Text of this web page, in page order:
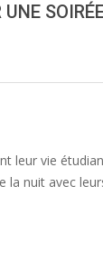
UNE
leur vie
nuit avec